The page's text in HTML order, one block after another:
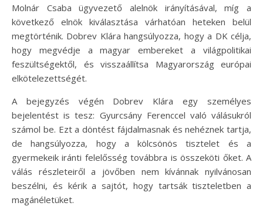
Molnár Csaba ügyvezető alelnök irányításával, míg a
következő elnök kiválasztása várhatóan heteken belül
megtörténik. Dobrev Klára hangsúlyozza, hogy a DK célja,
hogy megvédje a magyar embereket a világpolitikai
feszültségektől, és visszaállítsa Magyarország európai
elkötelezettségét.
A bejegyzés végén Dobrev Klára egy személyes
bejelentést is tesz: Gyurcsány Ferenccel való válásukról
számol be. Ezt a döntést fájdalmasnak és nehéznek tartja,
de hangsúlyozza, hogy a kölcsönös tisztelet és a
gyermekeik iránti felelősség továbbra is összeköti őket. A
válás részleteiről a jövőben nem kívánnak nyilvánosan
beszélni, és kérik a sajtót, hogy tartsák tiszteletben a
magánéletüket.